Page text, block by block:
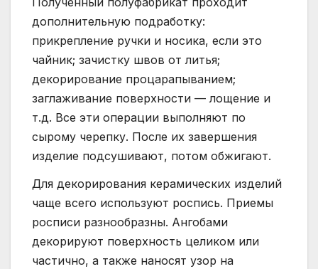
дополнительную подработку:
прикрепление ручки и носика, если это
чайник; зачистку швов от литья;
декорирование процарапыванием;
заглаживание поверхности — лощение и
т.д. Все эти операции выполняют по
сырому черепку. После их завершения
изделие подсушивают, потом обжигают.
Для декорирования керамических изделий
чаще всего используют роспись. Приемы
росписи разнообразны. Ангобами
декорируют поверхность целиком или
частично, а также наносят узор на